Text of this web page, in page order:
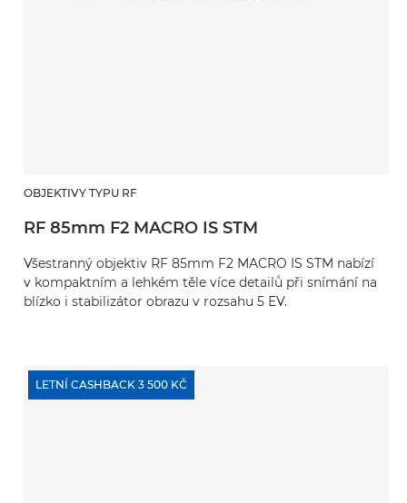
OBJEKTIVY TYPU RF
RF 85mm F2 MACRO IS STM
Všestranný objektiv RF 85mm F2 MACRO IS STM nabízí
v kompaktním a lehkém těle více detailů při snímání na
blízko i stabilizátor obrazu v rozsahu 5 EV.
LETNÍ CASHBACK 3 500 KČ